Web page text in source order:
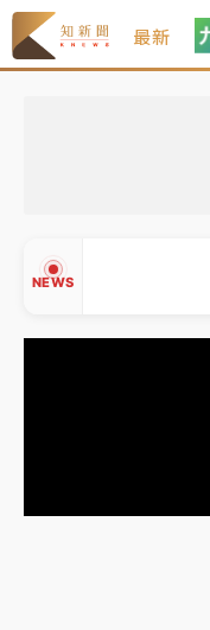
最新
NEWS
中信慈善基金會想
駁 理由曝光
故宮《龍藏經》特
雨熱區曝